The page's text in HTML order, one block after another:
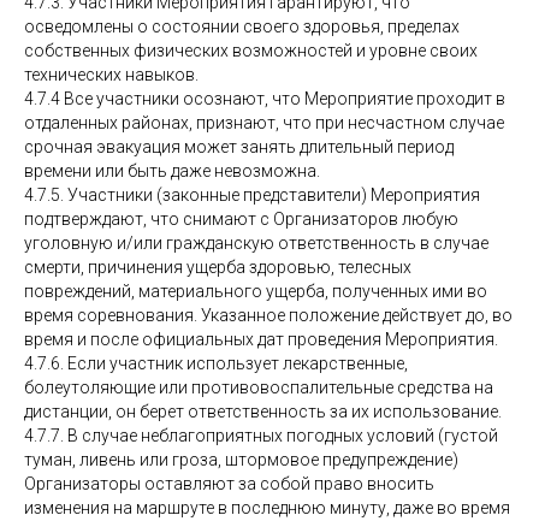
осведомлены о состоянии своего здоровья, пределах
собственных физических возможностей и уровне своих
технических навыков.
4.7.4 Все участники осознают, что Мероприятие проходит в
отдаленных районах, признают, что при несчастном случае
срочная эвакуация может занять длительный период
времени или быть даже невозможна.
4.7.5. Участники (законные представители) Мероприятия
подтверждают, что снимают с Организаторов любую
уголовную и/или гражданскую ответственность в случае
смерти, причинения ущерба здоровью, телесных
повреждений, материального ущерба, полученных ими во
время соревнования. Указанное положение действует до, во
время и после официальных дат проведения Мероприятия.
4.7.6. Если участник использует лекарственные,
болеутоляющие или противовоспалительные средства на
дистанции, он берет ответственность за их использование.
4.7.7. В случае неблагоприятных погодных условий (густой
туман, ливень или гроза, штормовое предупреждение)
Организаторы оставляют за собой право вносить
изменения на маршруте в последнюю минуту, даже во время